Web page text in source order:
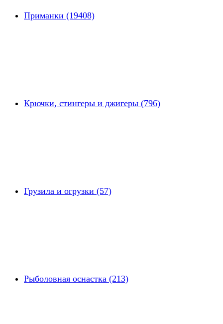
Приманки (19408)
Крючки, стингеры и джигеры (796)
Грузила и огрузки (57)
Рыболовная оснастка (213)